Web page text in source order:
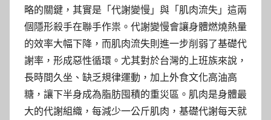
略的關鍵，其實是「代謝變慢」與「肌肉流失」這兩
個隱形殺手在聯手作祟。代謝變慢會讓身體燃燒熱量
的效率大幅下降，而肌肉流失則進一步削弱了基礎代
謝率，形成惡性循環。尤其對於台灣的上班族來說，
長時間久坐、缺乏規律運動，加上外食文化高油高
糖，讓下半身成為脂肪囤積的重災區。肌肉是身體最
大的代謝組織，每減少一公斤肌肉，基礎代謝每天就